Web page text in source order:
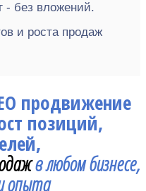
- без вложений.
и роста продаж
продвижение
позиций,
в любом бизнесе,
опыта